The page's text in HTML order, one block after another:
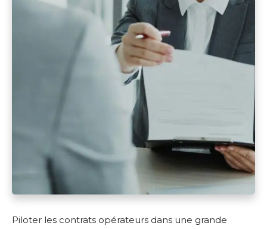
Piloter les contrats opérateurs dans une grande